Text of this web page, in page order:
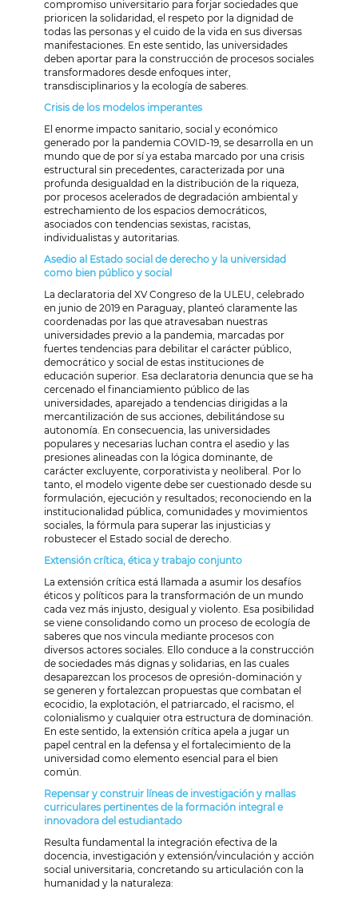
compromiso universitario para forjar sociedades que
prioricen la solidaridad, el respeto por la dignidad de
todas las personas y el cuido de la vida en sus diversas
manifestaciones. En este sentido, las universidades
deben aportar para la construcción de procesos sociales
transformadores desde enfoques inter,
transdisciplinarios y la ecología de saberes.
Crisis de los modelos imperantes
El enorme impacto sanitario, social y económico
generado por la pandemia COVID-19, se desarrolla en un
mundo que de por sí ya estaba marcado por una crisis
estructural sin precedentes, caracterizada por una
profunda desigualdad en la distribución de la riqueza,
por procesos acelerados de degradación ambiental y
estrechamiento de los espacios democráticos,
asociados con tendencias sexistas, racistas,
individualistas y autoritarias.
Asedio al Estado social de derecho y la universidad
como bien público y social
La declaratoria del XV Congreso de la ULEU, celebrado
en junio de 2019 en Paraguay, planteó claramente las
coordenadas por las que atravesaban nuestras
universidades previo a la pandemia, marcadas por
fuertes tendencias para debilitar el carácter público,
democrático y social de estas instituciones de
educación superior. Esa declaratoria denuncia que se ha
cercenado el financiamiento público de las
universidades, aparejado a tendencias dirigidas a la
mercantilización de sus acciones, debilitándose su
autonomía. En consecuencia, las universidades
populares y necesarias luchan contra el asedio y las
presiones alineadas con la lógica dominante, de
carácter excluyente, corporativista y neoliberal. Por lo
tanto, el modelo vigente debe ser cuestionado desde su
formulación, ejecución y resultados; reconociendo en la
institucionalidad pública, comunidades y movimientos
sociales, la fórmula para superar las injusticias y
robustecer el Estado social de derecho.
Extensión crítica, ética y trabajo conjunto
La extensión crítica está llamada a asumir los desafíos
éticos y políticos para la transformación de un mundo
cada vez más injusto, desigual y violento. Esa posibilidad
se viene consolidando como un proceso de ecología de
saberes que nos vincula mediante procesos con
diversos actores sociales. Ello conduce a la construcción
de sociedades más dignas y solidarias, en las cuales
desaparezcan los procesos de opresión-dominación y
se generen y fortalezcan propuestas que combatan el
ecocidio, la explotación, el patriarcado, el racismo, el
colonialismo y cualquier otra estructura de dominación.
En este sentido, la extensión crítica apela a jugar un
papel central en la defensa y el fortalecimiento de la
universidad como elemento esencial para el bien
común.
Repensar y construir líneas de investigación y mallas
curriculares pertinentes de la formación integral e
innovadora del estudiantado
Resulta fundamental la integración efectiva de la
docencia, investigación y extensión/vinculación y acción
social universitaria, concretando su articulación con la
humanidad y la naturaleza: